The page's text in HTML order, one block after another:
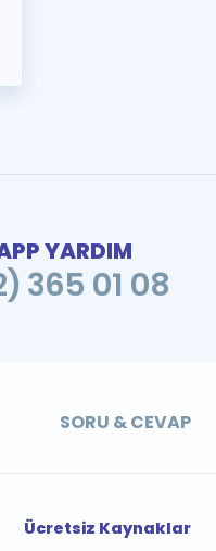
YARDIM
365 01 08
SORU & CEVAP
Ücretsiz Kaynaklar